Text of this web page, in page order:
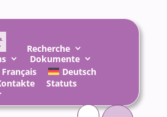
Recherche
Dokumente
Français
Deutsch
Statuts
Suchen
nach: